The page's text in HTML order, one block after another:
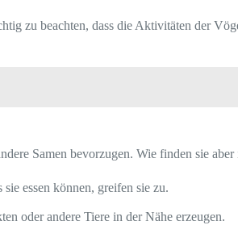
zu beachten, dass die Aktivitäten der
Samen bevorzugen. Wie finden sie
essen können, greifen sie zu.
oder andere Tiere in der Nähe erzeugen.